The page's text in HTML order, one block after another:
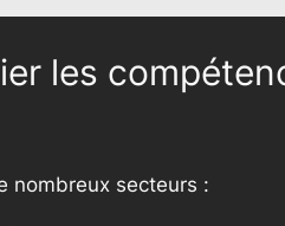
les
nombreux secteurs :